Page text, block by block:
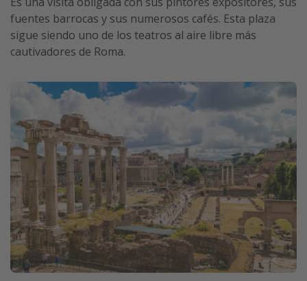
fuentes barrocas y sus numerosos cafés. Esta plaza
sigue siendo uno de los teatros al aire libre más
cautivadores de Roma.